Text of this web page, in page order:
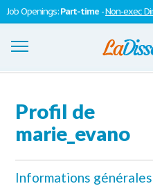
Job Openings:Part-time -Non-exec
S'inscrire
Se connecter
Contactez-nous
Profil de
marie_evano
Informations générales